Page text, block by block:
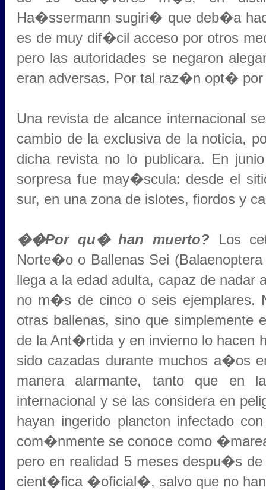
Ha�ssermann sugiri� que deb�a
es de muy dif�cil acceso por otros
pero las autoridades se negaron
eran adversas. Por tal raz�n opt� por
Una revista de alcance internacional
cambio de la exclusiva de la noticia,
dicha revista no lo publicara. En
sorpresa fue may�scula: desde el
sur, en una zona de islotes, fiordos y
��Por qu� han muerto? Los
Norte�o o Ballenas Sei
llega a la edad adulta, capaz de nadar
no m�s de cinco o seis ejemplares.
otras ballenas, sino que simplemente
de la Ant�rtida y en invierno lo hacen
sido cazadas durante muchos a�os
manera alarmante, tanto que en
internacional y se las considera en
hayan ingerido plancton infectado
com�nmente se conoce como
pero en realidad 5 meses despu�s
cient�fica �oficial�, salvo que no han